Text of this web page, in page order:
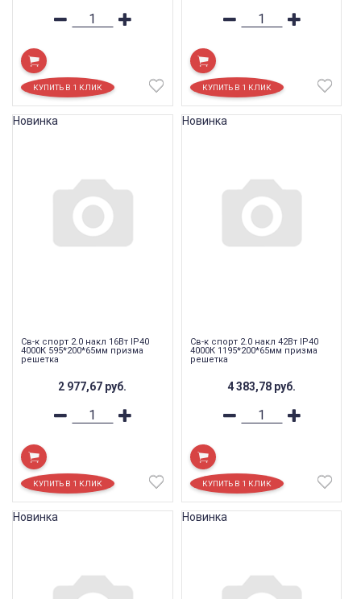
Св-к спорт 2.0 накл 16Вт IP40
4000К 595*200*65мм призма
решетка
2 977,67 руб.
Новинка
Св-к спорт 2.0 накл 42Вт IP40
4000К 1195*200*65мм призма
решетка
4 383,78 руб.
Новинка
Новинка Новинка